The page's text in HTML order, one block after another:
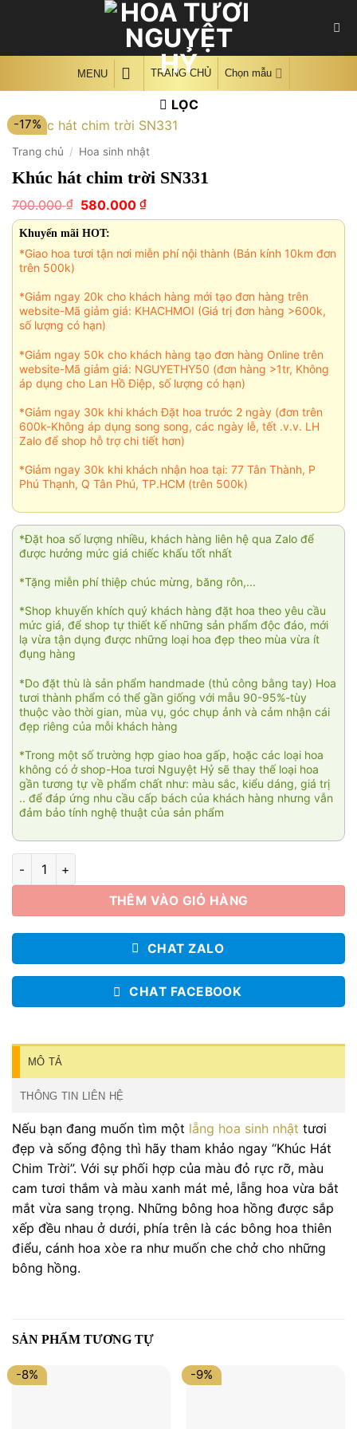
MENU TRANG CHỦ Chọn mẫu
LỌC
-17%
Trang chủ / Hoa sinh nhật
Khúc hát chim trời SN331
700.000₫ Giá
gốc
là:
700.000 ₫.
580.000 ₫Giá
hiện
580.000 ₫.
Khuyến mãi HOT:
*Giao hoa tươi tận nơi miễn phí nội thành (Bán kính 10km đơn
trên 500k)
*Giảm ngay 20k cho khách hàng mới tạo đơn hàng trên
website-Mã giảm giá: KHACHMOI (Giá trị đơn hàng >600k,
số lượng có hạn)
*Giảm ngay 50k cho khách hàng tạo đơn hàng Online trên
website-Mã giảm giá: NGUYETHY50 (đơn hàng >1tr, Không
áp dụng cho Lan Hồ Điệp, số lượng có hạn)
*Giảm ngay 30k khi khách Đặt hoa trước 2 ngày (đơn trên
600k-Không áp dụng song song, các ngày lễ, tết .v.v. LH
Zalo để shop hỗ trợ chi tiết hơn)
*Giảm ngay 30k khi khách nhận hoa tại: 77 Tân Thành, P
Phú Thạnh, Q Tân Phú, TP.HCM (trên 500k)
*Đặt hoa số lượng nhiều, khách hàng liên hệ qua Zalo để
được hưởng mức giá chiếc khấu tốt nhất
*Tặng miễn phí thiệp chúc mừng, băng rôn,...
*Shop khuyến khích quý khách hàng đặt hoa theo yêu cầu
mức giá, để shop tự thiết kế những sản phẩm độc đáo, mới
lạ vừa tận dụng được những loại hoa đẹp theo mùa vừa ít
đụng hàng
*Do đặt thù là sản phẩm handmade (thủ công bằng tay) Hoa
tươi thành phẩm có thể gần giống với mẫu 90-95%-tùy
thuộc vào thời gian, mùa vụ, góc chụp ảnh và cảm nhận cái
đẹp riêng của mỗi khách hàng
*Trong một số trường hợp giao hoa gấp, hoặc các loại hoa
không có ở shop-Hoa tươi Nguyệt Hỷ sẽ thay thế loại hoa
gần tương tự về phẩm chất như: màu sắc, kiểu dáng, giá trị
.. để đáp ứng nhu cầu cấp bách của khách hàng nhưng vẫn
đảm bảo tính nghệ thuật của sản phẩm
Khúc hát chim trời SN331 số lượng
THÊM VÀO GIỎ HÀNG
CHAT ZALO
CHAT FACEBOOK
MÔ TẢ
THÔNG TIN LIÊN HỆ
Nếu bạn đang muốn tìm một lẵng hoa sinh nhật tươi
đẹp và sống động thì hãy tham khảo ngay “Khúc Hát
Chim Trời”. Với sự phối hợp của màu đỏ rực rỡ, màu
cam tươi thắm và màu xanh mát mẻ, lẵng hoa vừa bắt
mắt vừa sang trọng. Những bông hoa hồng được sắp
xếp đều nhau ở dưới, phía trên là các bông hoa thiên
điểu, cánh hoa xòe ra như muốn che chở cho những
bông hồng.
SẢN PHẨM TƯƠNG TỰ
-8% -9%